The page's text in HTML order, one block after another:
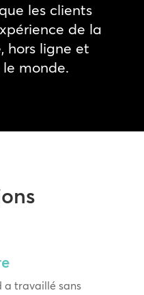
les clients
de la
hors ligne et
monde.
a travaillé sans